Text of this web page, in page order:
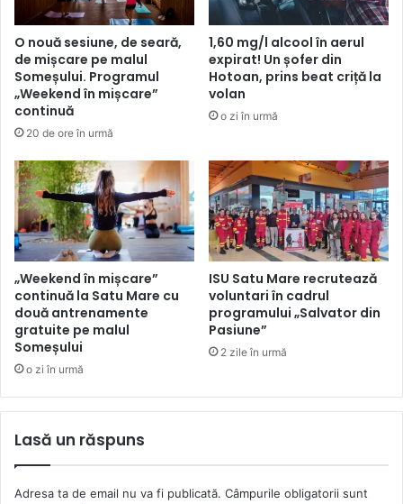
O nouă sesiune, de seară,
de mișcare pe malul
Someșului. Programul
„Weekend în mișcare”
continuă
20 de ore în urmă
1,60 mg/l alcool în aerul
expirat! Un șofer din
Hotoan, prins beat criță la
volan
o zi în urmă
„Weekend în mișcare”
continuă la Satu Mare cu
două antrenamente
gratuite pe malul
Someșului
o zi în urmă
ISU Satu Mare recrutează
voluntari în cadrul
programului „Salvator din
Pasiune”
2 zile în urmă
Lasă un răspuns
Adresa ta de email nu va fi publicată. Câmpurile obligatorii sunt